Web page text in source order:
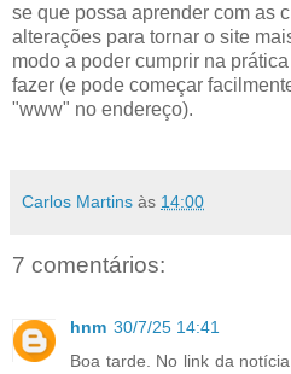
se que possa aprender com as
alterações para tornar o site
modo a poder cumprir na
fazer (e pode começar
"www" no endereço).
Carlos Martins às 14:00
7 comentários:
hnm 30/7/25 14:41
Boa tarde. No link da